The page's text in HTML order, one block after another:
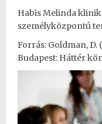
Habis Melinda
személyközpontú
Forrás: Goldman,
Budapest: Háttér